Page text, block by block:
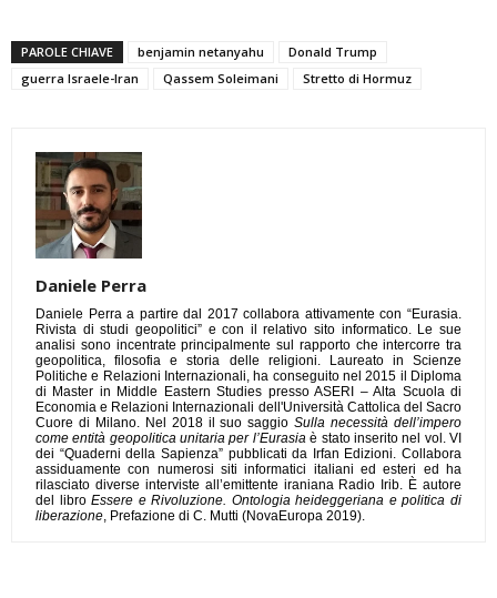
PAROLE CHIAVE benjamin netanyahu
Donald Trump
guerra Israele-Iran
Qassem Soleimani Stretto di Hormuz
Daniele Perra
Daniele Perra a partire dal 2017 collabora attivamente con “Eurasia.
Rivista di studi geopolitici” e con il relativo sito informatico. Le sue
analisi sono incentrate principalmente sul rapporto che intercorre tra
geopolitica, filosofia e storia delle religioni. Laureato in Scienze
Politiche e Relazioni Internazionali, ha conseguito nel 2015 il Diploma
di Master in Middle Eastern Studies presso ASERI – Alta Scuola di
Economia e Relazioni Internazionali dell'Università Cattolica del Sacro
Cuore di Milano. Nel 2018 il suo saggioSulla necessità dell’impero
come entità geopolitica unitaria per l’Eurasiaè stato inserito nel vol. VI
dei “Quaderni della Sapienza” pubblicati da Irfan Edizioni. Collabora
assiduamente con numerosi siti informatici italiani ed esteri ed ha
rilasciato diverse interviste all’emittente iraniana Radio Irib. È autore
del libroEssere e Rivoluzione. Ontologia heideggeriana e politica di
liberazione, Prefazione di C. Mutti (NovaEuropa 2019).